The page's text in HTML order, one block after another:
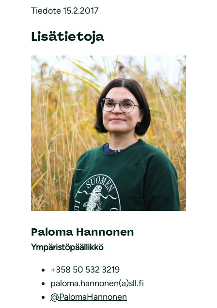
Tiedote 15.2.2017
Lisätietoja
Ympäristöpäällikkö
Paloma Hannonen
+358 50 532 3219
paloma.hannonen(a)sll.fi
@PalomaHannonen